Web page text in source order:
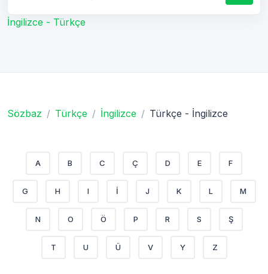
İngilizce - Türkçe
Sözbaz Türkçe İngilizce Türkçe - İngilizce
A B C Ç D E F
G H I İ J K L M
N O Ö P R S Ş
T U Ü V Y Z